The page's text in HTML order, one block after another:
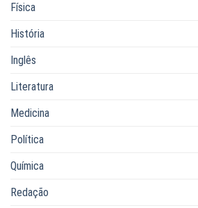
Física
História
Inglês
Literatura
Medicina
Política
Química
Redação